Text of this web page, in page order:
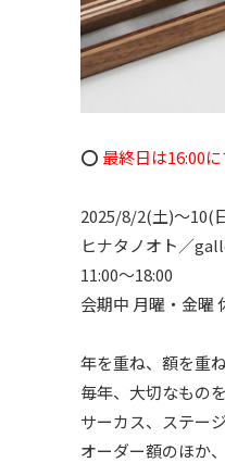
⭕️ 最終日は16:00
2025/8/2(土)〜10(
ヒナタノオト／
11:00～18:00
会期中 月曜・金曜
年を重ね、額を重ね
毎年、大切なもの
サーカス、ステー
オーダー額のほか